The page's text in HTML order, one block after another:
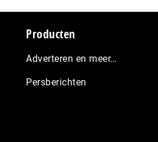
Producten
Adverteren en meer…
Persberichten